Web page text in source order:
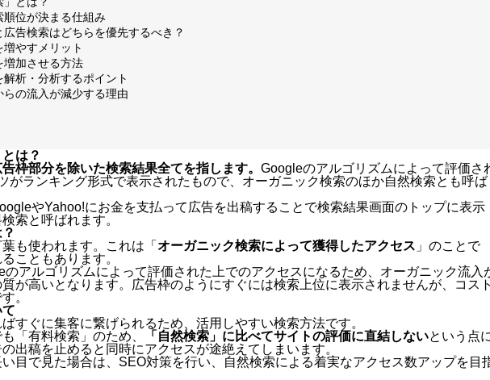
順位が決まる仕組み
告検索はどちらを優先するべき？
やすメリット
増加させる方法
析・分析するポイント
らの流入が減少する理由
は？
枠部分を除いた検索結果全てを指します。 Googleのアルゴリズムによって評価さ
がランキング形式で表示されたもので、オーガニック検索のほか自然検索とも呼ば
やYahoo!にお金を支払って広告を出稿することで検索結果画面のトップに表示
索と呼ばれます。
も使われます。これは「 オーガニック検索によって獲得したアクセス 」のことで
こともあります。
のアルゴリズムによって評価された上でのアクセスになるため、オーガニック流入
が高いとなります。広告枠のようにすぐには検索上位に表示されませんが、コス
。
すぐに集客に繋げられるため、活用しやすい検索方法です。
「有料検索」のため、
「自然検索」に比べてサイトの評価に直結しないという点
出稿を止めると同時にアクセスが途絶えてしまいます。
目で見た場合は、SEO対策を行い、自然検索による着実なアクセス数アップを目